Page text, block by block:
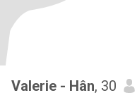
Valerie - Hân, 30